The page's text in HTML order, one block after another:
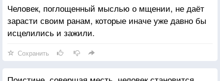
Человек, поглощенный мыслью о мщении, не даёт
зарасти своим ранам, которые иначе уже давно бы
исцелились и зажили.
Сохранить